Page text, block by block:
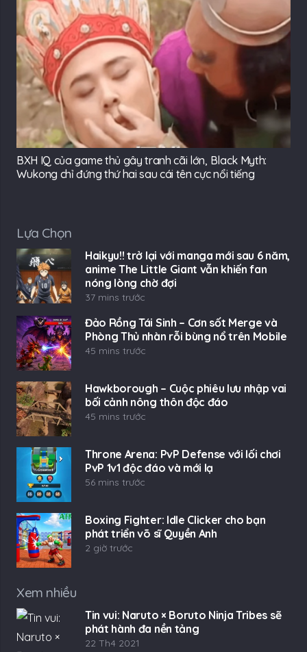
BXH IQ của game thủ gây tranh cãi lớn, Black Myth:
Wukong chỉ đứng thứ hai sau cái tên cực nổi tiếng
Lựa Chọn
Haikyu!! trở lại với manga mới sau 6 năm,
anime The Little Giant vẫn khiến fan
nóng lòng chờ đợi
37 mins trước
Đảo Rồng Tái Sinh – Cơn sốt Merge và
Phòng Thủ nhàn rỗi bùng nổ trên Mobile
45 mins trước
Hawkborough – Cuộc phiêu lưu nhập vai
bối cảnh nông thôn độc đáo
45 mins trước
Throne Arena: PvP Defense với lối chơi
PvP 1v1 độc đáo và mới lạ
56 mins trước
Boxing Fighter: Idle Clicker cho bạn
phát triển võ sĩ Quyền Anh
2 giờ trước
Xem nhiều
Tin vui: Naruto × Boruto Ninja Tribes sẽ
phát hành đa nền tảng
22 Th4 2021